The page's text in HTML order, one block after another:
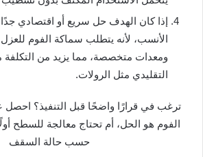
إذا كان الهدف حل سريع أو اقتصادي
الأنسب، لأنه يتطلب سماكة الفوم
ومعدات متخصصة، مما يزيد من التكلفة
التقليدي مثل الرولات.
ترغب في قرارًا واضحًا قبل التنفيذ؟ احصل
الفوم هو الحل، أم تحتاج معالجة للسطح
حسب حالة السقف